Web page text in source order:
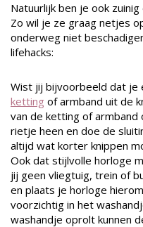
Natuurlijk ben je ook
Zo wil je ze graag netjes
onderweg niet
lifehacks:
Wist jij bijvoorbeeld dat je
ketting of armband uit de
van de ketting of
rietje heen en doe de
altijd wat korter knippen
Ook dat stijlvolle horloge
jij geen vliegtuig, trein of
en plaats je horloge
voorzichtig in het
washandje oprolt kunnen